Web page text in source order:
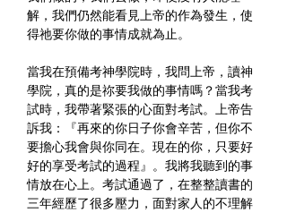
解，我們仍然能看見上帝的作為發生，使
得祂要你做的事情成就為止。
當我在預備考神學院時，我問上帝，讀神
學院，真的是祢要我做的事情嗎？當我考
試時，我帶著緊張的心面對考試。上帝告
訴我：『再來的你日子你會辛苦，但你不
要擔心我會與你同在。現在的你，只要好
好的享受考試的過程』。我將我聽到的事
情放在心上。考試通過了，在整整讀書的
三年經歷了很多壓力，面對家人的不理解